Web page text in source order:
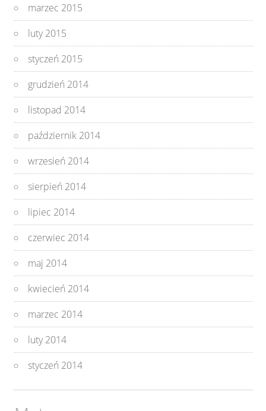
marzec 2015
luty 2015
styczeń 2015
grudzień 2014
listopad 2014
październik 2014
wrzesień 2014
sierpień 2014
lipiec 2014
czerwiec 2014
maj 2014
kwiecień 2014
marzec 2014
luty 2014
styczeń 2014